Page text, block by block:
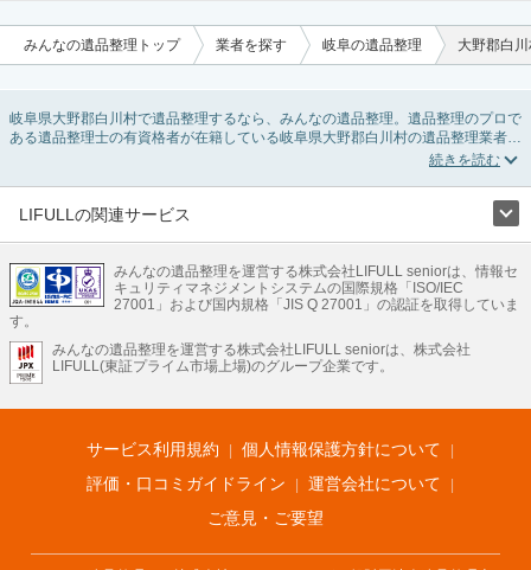
みんなの遺品整理トップ 業者を探す 岐阜の遺品整理 大野郡白
岐阜県大野郡白川村で遺品整理するなら、みんなの遺品整理。遺品整理のプロで
ある遺品整理士の有資格者が在籍している岐阜県大野郡白川村の遺品整理業者が
掲載されています。遺品処分を即日対応してくれる実家の片付け業者や遺品整理
ービスで絞り込み条件を利用し検索してみましょう。
LIFULLの関連サービス
不動産・住宅
引越し 老人ホーム 地方創生 ママの就労支援
不動産クラウドファンディング 遺品整理 老後の暮らし情報
LIFULL HOME'Sのサービス
不動産・住宅
不動産査定 マンション専門売却査定 不動産投資 アドバイザー
不動産アーカイブ
空き家バンク 家賃相場 不動産会社
まちむすび
不動産用語集 住まいのお役立ち情報
LIFULL HOME'S PRESS
アプリ 不動産データ 不動産転職
みんなの遺品整理を運営する株式会社LIFULL seniorは、情報セ
キュリティマネジメントシステムの国際規格「ISO/IEC
27001」および国内規格「JIS Q 27001」の認証を取得していま
す。
みんなの遺品整理を運営する株式会社LIFULL seniorは、株式会社
LIFULL(東証プライム市場上場)のグループ企業です。
サービス利用規約
個人情報保護方針について
評価・口コミガイドライン
運営会社について
ご意見・ご要望